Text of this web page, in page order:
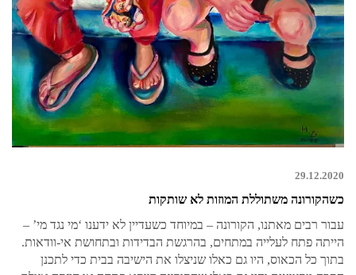
29.12.2020
כשהקורונה משתוללת המוזות לא שותקות
עבור רבים מאתנו, הקורונה – במיוחד כשעדיין לא ידענו ‘מי נגד מי’ –
הייתה פתח לעלייה במתחים, בהרגשת הבדידות ובתחושת אי-וודאות.
בתוך כל הכאוס, היו גם כאלו שניצלו את הישיבה בבית כדי לתכנן